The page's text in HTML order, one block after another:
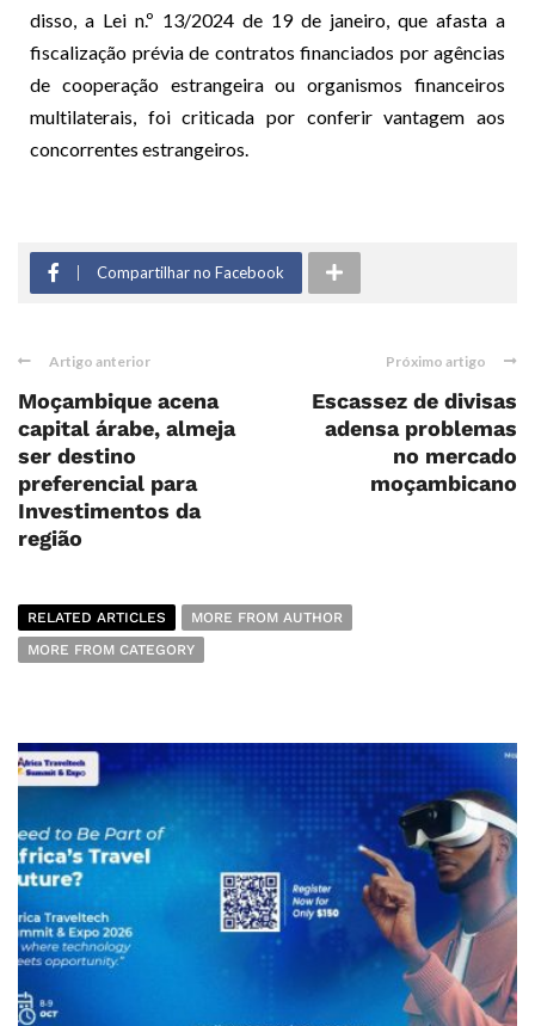
disso, a Lei n.º 13/2024 de 19 de janeiro, que afasta a
fiscalização prévia de contratos financiados por agências
de cooperação estrangeira ou organismos financeiros
multilaterais, foi criticada por conferir vantagem aos
concorrentes estrangeiros.
Compartilhar no Facebook
Artigo anterior
Moçambique acena
capital árabe, almeja
ser destino
preferencial para
Investimentos da
região
Próximo artigo
Escassez de divisas
adensa problemas
no mercado
moçambicano
RELATED ARTICLES
MORE FROM AUTHOR
MORE FROM CATEGORY